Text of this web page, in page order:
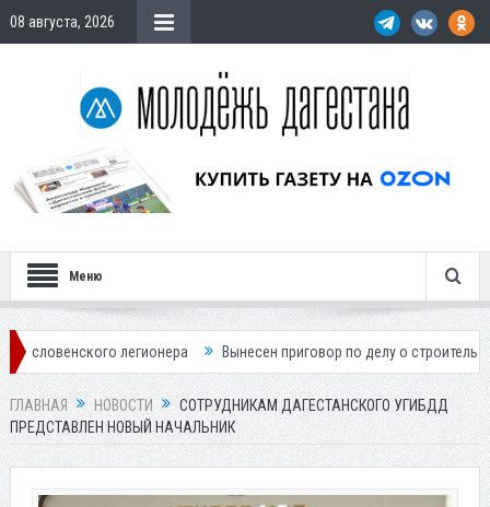
08 августа, 2026
Меню
легионера Вынесен приговор по делу о строительстве
ГЛАВНАЯ НОВОСТИ
СОТРУДНИКАМ ДАГЕСТАНСКОГО УГИБДД
ПРЕДСТАВЛЕН НОВЫЙ НАЧАЛЬНИК